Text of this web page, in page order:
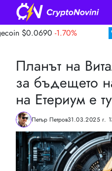
-1.70%
Планът на
за бъдещето
на Етериум е
Петър Петров31.03.2025 г.